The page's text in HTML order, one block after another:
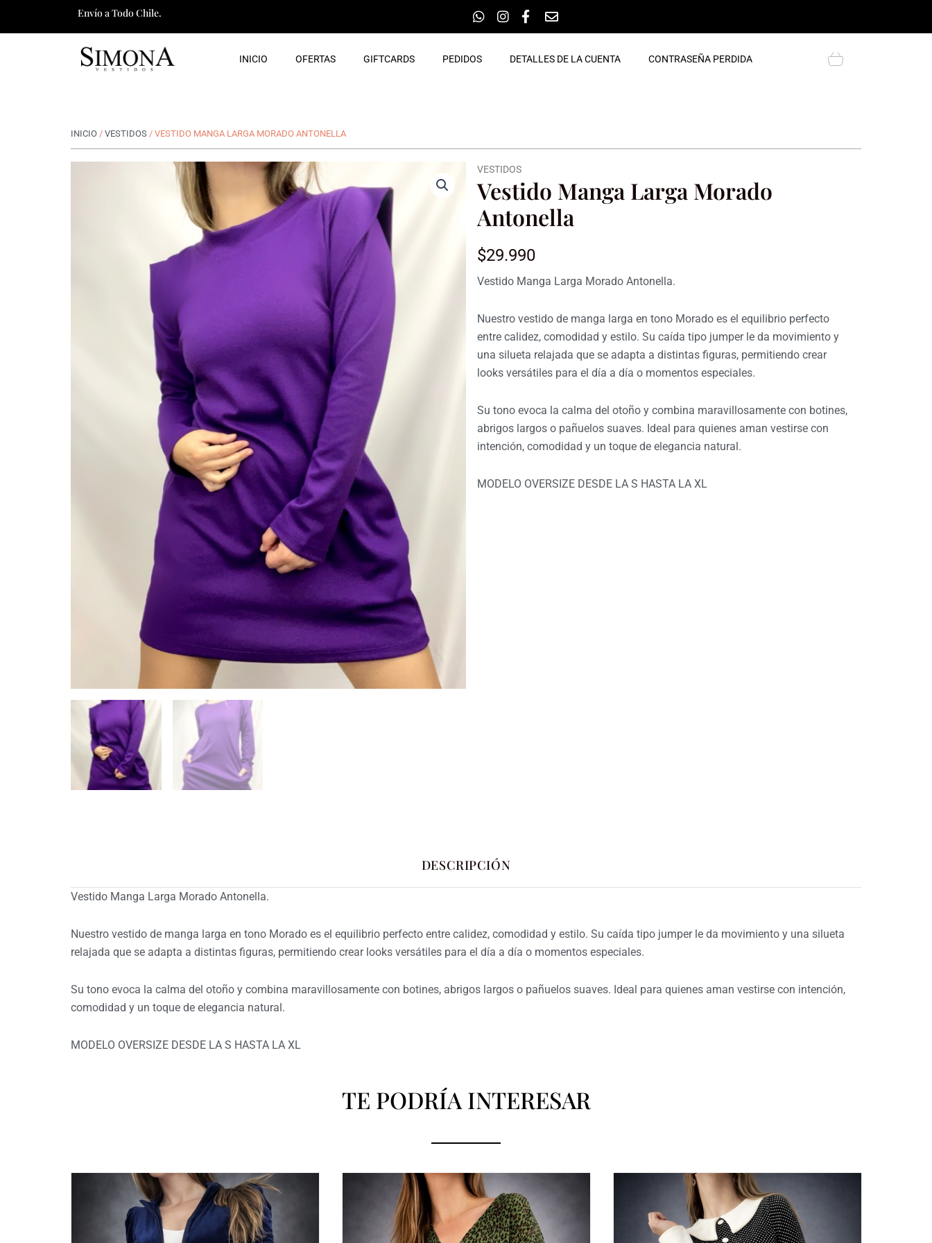
Envío a Todo Chile.
INICIO OFERTAS GIFTCARDS PEDIDOS DETALLES DE LA CUENTA CONTRASEÑA PERDIDA Cart
INICIO / VESTIDOS / VESTIDO MANGA LARGA MORADO ANTONELLA
VESTIDOS
Vestido Manga Larga Morado
Antonella
$29.990
Vestido Manga Larga Morado Antonella.
Nuestro vestido de manga larga en tono Morado es el equilibrio perfecto
entre calidez, comodidad y estilo. Su caída tipo jumper le da movimiento y
una silueta relajada que se adapta a distintas figuras, permitiendo crear
looks versátiles para el día a día o momentos especiales.
Su tono evoca la calma del otoño y combina maravillosamente con botines,
abrigos largos o pañuelos suaves. Ideal para quienes aman vestirse con
intención, comodidad y un toque de elegancia natural.
MODELO OVERSIZE DESDE LA S HASTA LA XL
DESCRIPCIÓN
Vestido Manga Larga Morado Antonella.
Nuestro vestido de manga larga en tono Morado es el equilibrio perfecto entre calidez, comodidad y estilo. Su caída tipo jumper le da movimiento y una silueta
relajada que se adapta a distintas figuras, permitiendo crear looks versátiles para el día a día o momentos especiales.
Su tono evoca la calma del otoño y combina maravillosamente con botines, abrigos largos o pañuelos suaves. Ideal para quienes aman vestirse con intención,
comodidad y un toque de elegancia natural.
MODELO OVERSIZE DESDE LA S HASTA LA XL
TE PODRÍA INTERESAR